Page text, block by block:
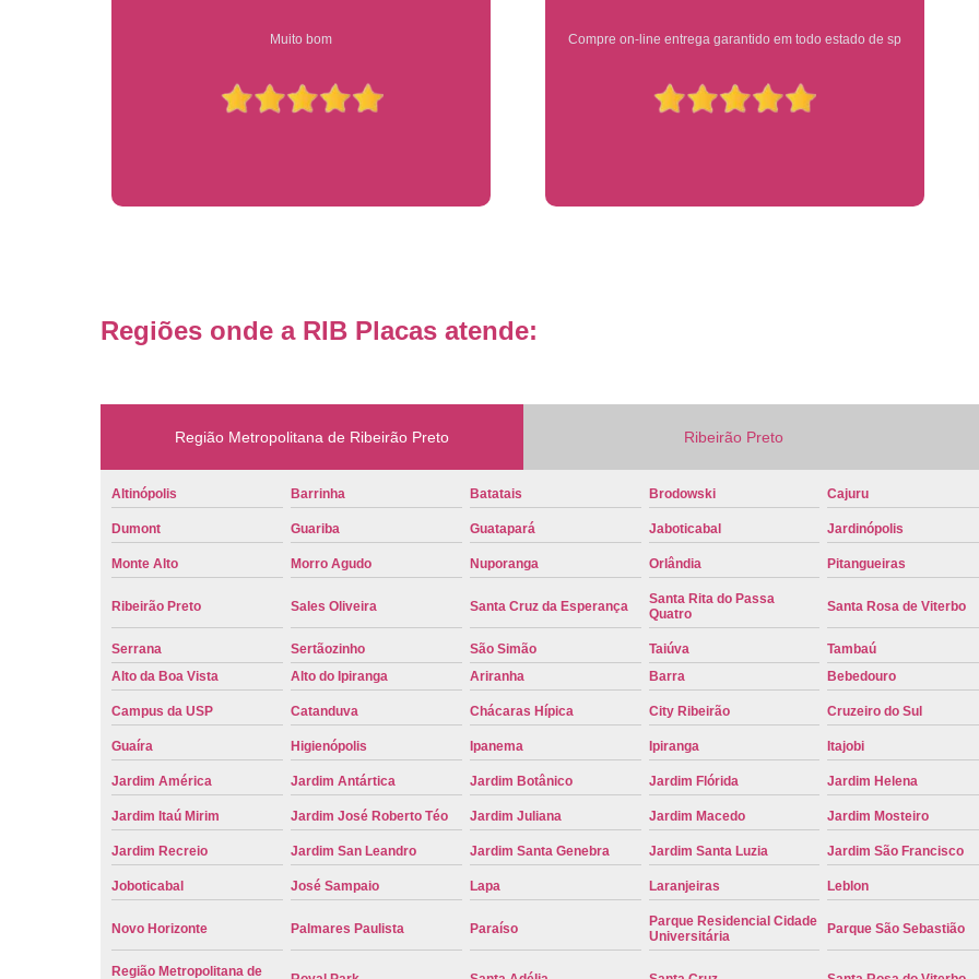
Placa de Veículo Detran
Placa Veículo Detran
Placa
Placa de Veículo Mercosul
Placa Mercosul com Nome da Cidade
Placa de um Carro Cravinhos
Placa Preta de Carro
Placa de Identificação Veicular
Placa Veicular Azul
Placa
Placa Veicular Mercosul
Placa Veicular Ribeirão Preto
Reforma de Placa Automotiva
Reforma de Placa Automotiva
Reforma de Placa Veicular
Reforma Placa Veicular
Serviço de Reforma de Placa
Compre on-line entrega garantido em todo estado de sp Ótimo atendimento
Regiões onde a RIB Placas atende:
Região Metropolitana de Ribeirão Preto Ribeirão Preto
Altinópolis Barrinha Batatais Brodowski Cajuru
Dumont Guariba Guatapará Jaboticabal Jardinópolis
Monte Alto Morro Agudo Nuporanga Orlândia Pitangueiras
Ribeirão Preto Sales Oliveira Santa Cruz da Esperança
Santa Rita do Passa
Quatro
Santa Rosa de Viterbo
Serrana Sertãozinho São Simão Taiúva Tambaú
Alto da Boa Vista
Alto do Ipiranga Ariranha Barra Bebedouro
Campus da USP Catanduva Chácaras Hípica City Ribeirão Cruzeiro do Sul
Guaíra Higienópolis Ipanema Ipiranga Itajobi
Jardim América Jardim Antártica Jardim Botânico Jardim Flórida Jardim Helena
Jardim Itaú Mirim Jardim José Roberto Téo Jardim Juliana Jardim Macedo Jardim Mosteiro
Jardim Recreio Jardim San Leandro Jardim Santa Genebra Jardim Santa Luzia Jardim São Francisco
Joboticabal José Sampaio Lapa Laranjeiras Leblon
Novo Horizonte Palmares Paulista Paraíso
Parque Residencial Cidade
Universitária
Parque São Sebastião
Região Metropolitana de